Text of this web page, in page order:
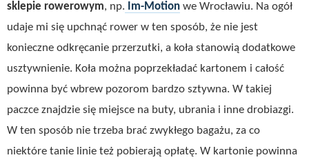
sklepie rowerowym, np. Im-Motion we Wrocławiu. Na ogół
udaje mi się upchnąć rower w ten sposób, że nie jest
konieczne odkręcanie przerzutki, a koła stanowią dodatkowe
usztywnienie. Koła można poprzekładać kartonem i całość
powinna być wbrew pozorom bardzo sztywna. W takiej
paczce znajdzie się miejsce na buty, ubrania i inne drobiazgi.
W ten sposób nie trzeba brać zwykłego bagażu, za co
niektóre tanie linie też pobierają opłatę. W kartonie powinna